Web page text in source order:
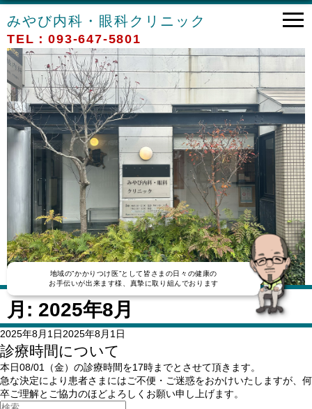
みやび内科・眼科クリニック
TEL：093-647-5801
地域の”かかりつけ医”として皆さまの日々の健康の
お手伝いが出来ます様、真摯に取り組んでおります
月: 2025年8月
投
稿
日:
2025年8月1日2025年8月1日
診療時間について
本日08/01（金）の診療時間を17時までとさせて頂きます。
急な決定により患者さまにはご不便・ご迷惑をおかけいたしますが、何
卒ご理解とご協力のほどよろしくお願い申し上げます。
検